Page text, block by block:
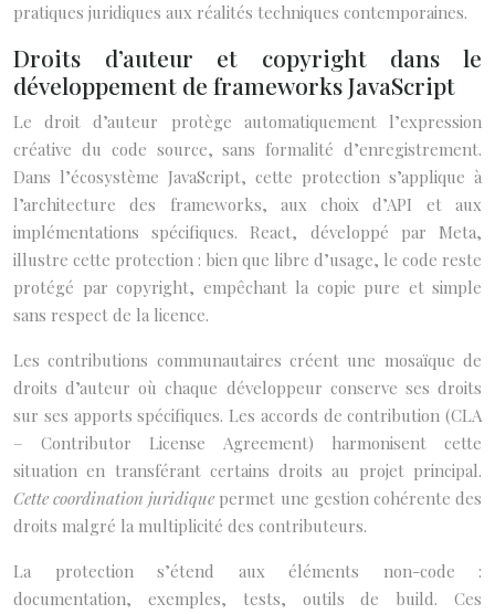
pratiques juridiques aux réalités techniques contemporaines.
Droits d’auteur et copyright dans le
développement de frameworks JavaScript
Le droit d’auteur protège automatiquement l’expression
créative du code source, sans formalité d’enregistrement.
Dans l’écosystème JavaScript, cette protection s’applique à
l’architecture des frameworks, aux choix d’API et aux
implémentations spécifiques. React, développé par Meta,
illustre cette protection : bien que libre d’usage, le code reste
protégé par copyright, empêchant la copie pure et simple
sans respect de la licence.
Les contributions communautaires créent une mosaïque de
droits d’auteur où chaque développeur conserve ses droits
sur ses apports spécifiques. Les accords de contribution (CLA
– Contributor License Agreement) harmonisent cette
situation en transférant certains droits au projet principal.
Cette coordination juridique permet une gestion cohérente des
droits malgré la multiplicité des contributeurs.
La protection s’étend aux éléments non-code :
documentation, exemples, tests, outils de build. Ces